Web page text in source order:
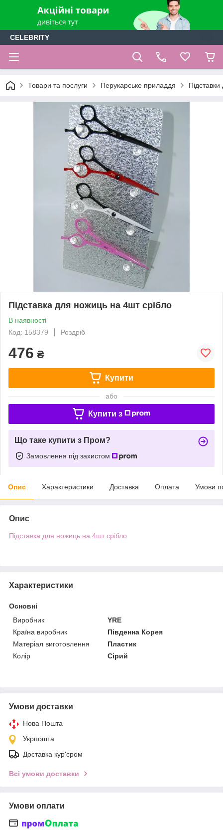
CELEBRITY
Товари та послуги Перукарське приладдя
Підставка для ножиць на 4шт срібло
В наявності
Код: 158379
Роздріб
476 ₴
Купити
або
Купити з
Що таке купити з Пром?
Замовлення під захистом
Опис Характеристики Доставка Оплата Умови
Опис
Підставка для ножиць на 4шт срібло
Характеристики
Основні
Виробник
YRE
Країна виробник
Південна Корея
Матеріал виготовлення
Пластик
Колір
Сірий
Умови доставки
Нова Пошта
Укрпошта
Доставка кур'єром
Всі умови доставки
Умови оплати